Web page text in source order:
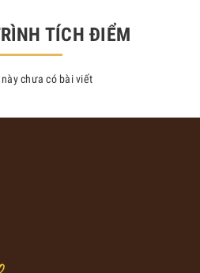
TÍCH ĐIỂM
này chưa có bài viết